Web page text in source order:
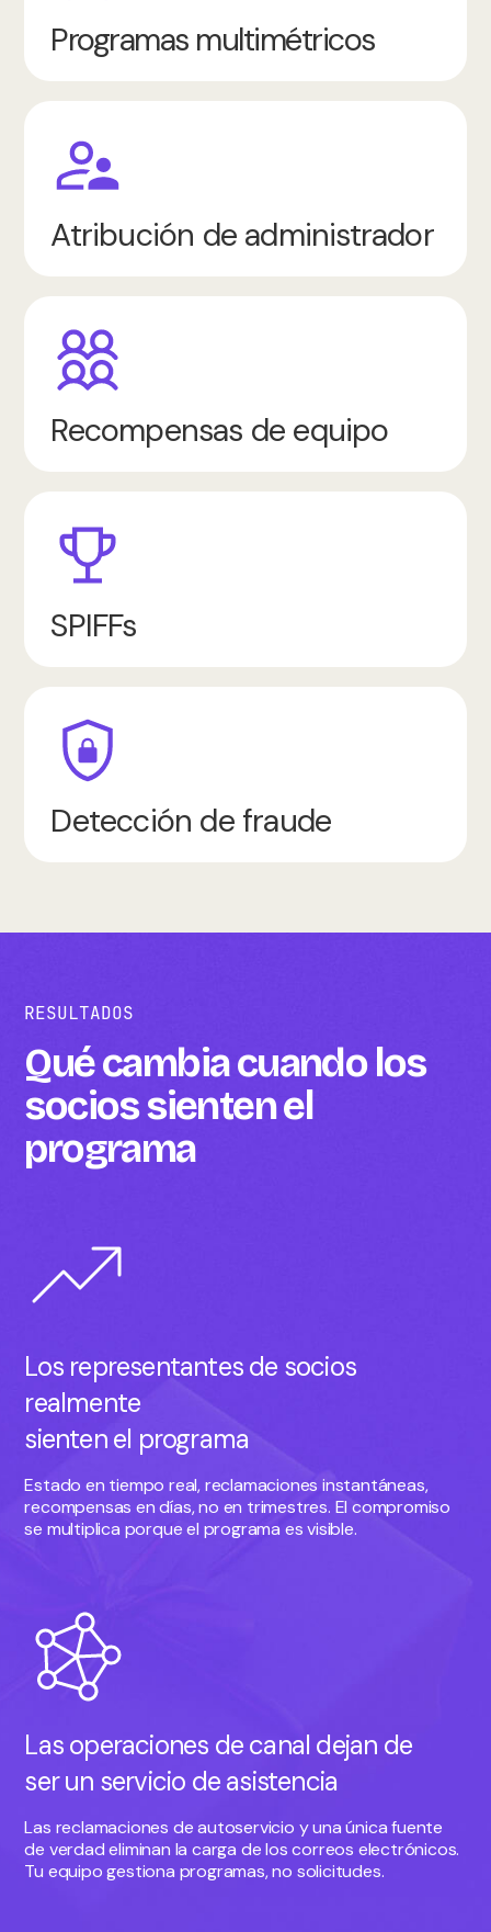
Programas multimétricos
Atribución de administrador
Recompensas de equipo
SPIFFs
Detección de fraude
RESULTADOS
Qué cambia cuando los
socios sienten el
programa
Los representantes de socios
realmente
sienten el programa
Estado en tiempo real, reclamaciones instantáneas,
recompensas en días, no en trimestres. El compromiso
se multiplica porque el programa es visible.
Las operaciones de canal dejan de
ser un servicio de asistencia
Las reclamaciones de autoservicio y una única fuente
de verdad eliminan la carga de los correos electrónicos.
Tu equipo gestiona programas, no solicitudes.